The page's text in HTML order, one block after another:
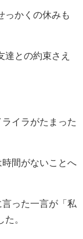
っかくの休みも
達との約束さえ
イラがたまった
間がないことへ
った一言が「私
。